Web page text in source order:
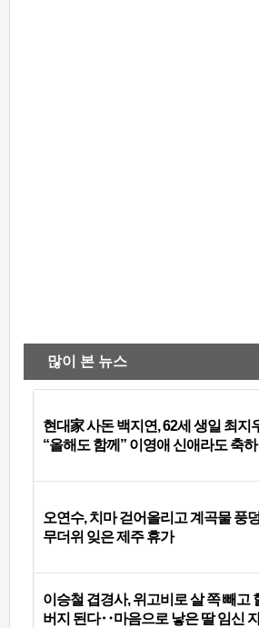
많이 본 뉴스
현대家 사돈 백지연, 62세 생일 최지
“올해도 함께” 이영애 신애라도 축하
오연수, 치마 걷어올리고 계곡물 풍
무더위 잊은 제주 휴가
이승철 겹경사, 위고비로 살 쪽 빼고
버지 된다‥마음으로 낳은 딸 임신